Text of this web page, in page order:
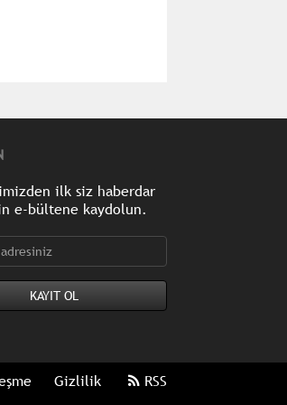
ilk siz haberdar
e-bültene kaydolun.
Gizlilik RSS